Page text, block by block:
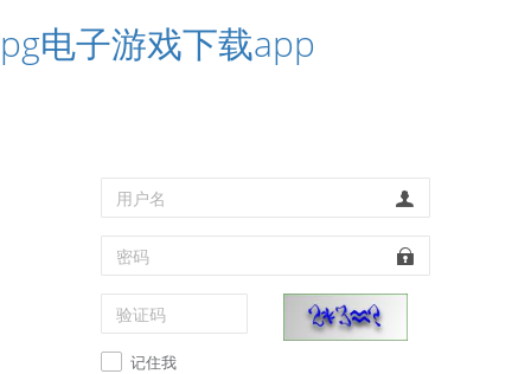
pg电子游戏下载app
记住我